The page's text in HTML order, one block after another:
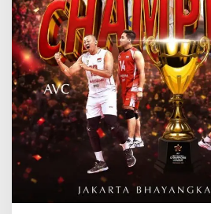
J
u
a
r
a
A
V
C
M
n
C